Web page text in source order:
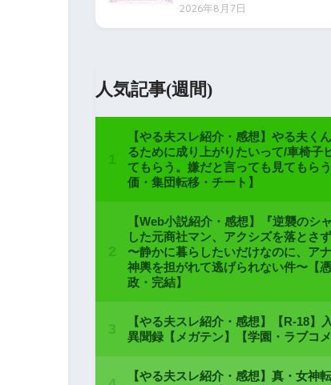
2026年8月7日
人気記事(週間)